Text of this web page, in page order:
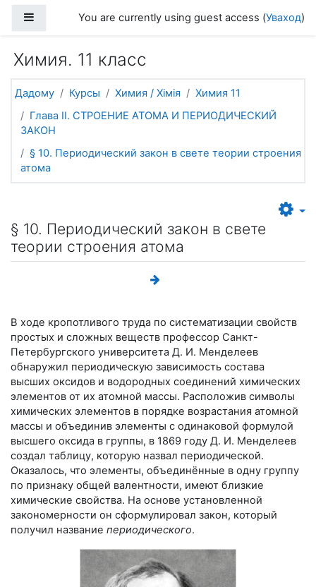
Side panelYou are currently using guest access (Уваход)
Химия. 11 класс
Дадому Курсы Химия / Хімія
Химия 11
Глава II. СТРОЕНИЕ АТОМА И ПЕРИОДИЧЕСКИЙ
ЗАКОН
§ 10. Периодический закон в свете теории строения
атома
§ 10. Периодический закон в свете
теории строения атома
В ходе кропотливого труда по систематизации свойств
простых и сложных веществ профессор Санкт-
Петербургского университета Д. И. Менделеев
обнаружил периодическую зависимость состава
высших оксидов и водородных соединений химических
элементов от их атомной массы. Расположив символы
химических элементов в порядке возрастания атомной
массы и объединив элементы с одинаковой формулой
высшего оксида в группы, в 1869 году Д. И. Менделеев
создал таблицу, которую назвал периодической.
Оказалось, что элементы, объединённые в одну группу
по признаку общей валентности, имеют близкие
химические свойства. На основе установленной
закономерности он сформулировал закон, который
получил название периодического.